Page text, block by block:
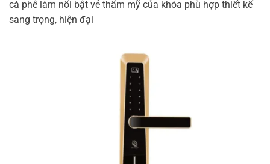
cà phê làm nổi bật vẻ thẩm mỹ của khóa phù hợp thiết kế
sang trọng, hiện đại